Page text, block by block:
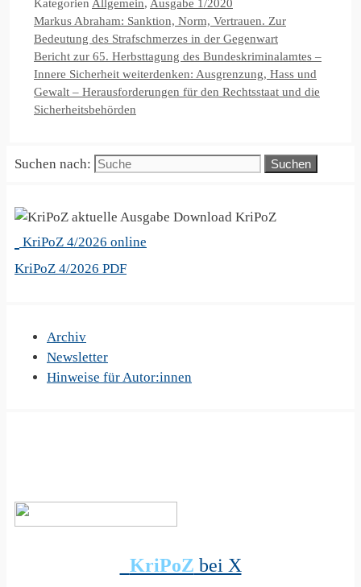
Kategorien Allgemein, Ausgabe 1/2020
Markus Abraham: Sanktion, Norm, Vertrauen. Zur
Bedeutung des Strafschmerzes in der Gegenwart
Bericht zur 65. Herbsttagung des Bundeskriminalamtes –
Innere Sicherheit weiterdenken: Ausgrenzung, Hass und
Gewalt – Herausforderungen für den Rechtsstaat und die
Sicherheitsbehörden
Suchen nach:
KriPoZ
KriPoZ 4/2026 online
KriPoZ 4/2026 PDF
Archiv
Newsletter
Hinweise für Autor:innen
KriPoZ bei X